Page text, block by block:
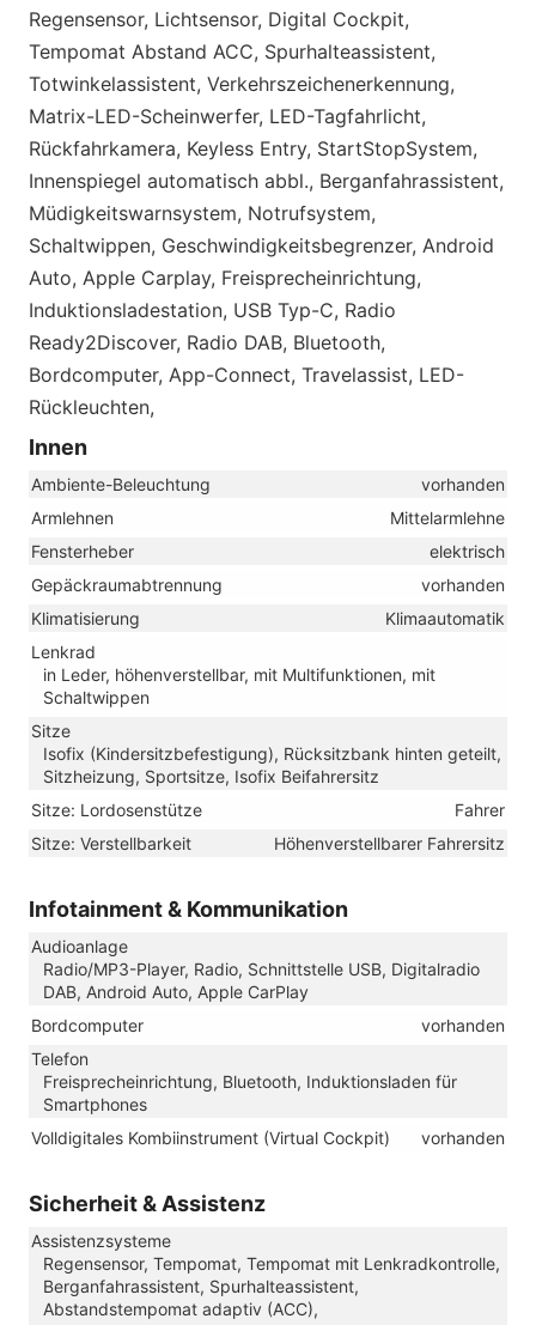
Regensensor, Lichtsensor, Digital Cockpit,
Tempomat Abstand ACC, Spurhalteassistent,
Totwinkelassistent, Verkehrszeichenerkennung,
Matrix-LED-Scheinwerfer, LED-Tagfahrlicht,
Rückfahrkamera, Keyless Entry, StartStopSystem,
Innenspiegel automatisch abbl., Berganfahrassistent,
Müdigkeitswarnsystem, Notrufsystem,
Schaltwippen, Geschwindigkeitsbegrenzer, Android
Auto, Apple Carplay, Freisprecheinrichtung,
Induktionsladestation, USB Typ-C, Radio
Ready2Discover, Radio DAB, Bluetooth,
Bordcomputer, App-Connect, Travelassist, LED-
Rückleuchten,
Innen
Ambiente-Beleuchtung
vorhanden
Armlehnen
Mittelarmlehne
Fensterheber
elektrisch
Gepäckraumabtrennung
vorhanden
Klimatisierung
Klimaautomatik
Lenkrad
in Leder, höhenverstellbar, mit Multifunktionen, mit
Schaltwippen
Sitze
Isofix (Kindersitzbefestigung), Rücksitzbank hinten geteilt,
Sitzheizung, Sportsitze, Isofix Beifahrersitz
Sitze: Lordosenstütze
Fahrer
Sitze: Verstellbarkeit
Höhenverstellbarer Fahrersitz
Infotainment & Kommunikation
Audioanlage
Radio/MP3-Player, Radio, Schnittstelle USB, Digitalradio
DAB, Android Auto, Apple CarPlay
Bordcomputer
vorhanden
Telefon
Freisprecheinrichtung, Bluetooth, Induktionsladen für
Smartphones
Volldigitales Kombiinstrument (Virtual Cockpit)
vorhanden
Sicherheit & Assistenz
Assistenzsysteme
Regensensor, Tempomat, Tempomat mit Lenkradkontrolle,
Berganfahrassistent, Spurhalteassistent,
Abstandstempomat adaptiv (ACC),